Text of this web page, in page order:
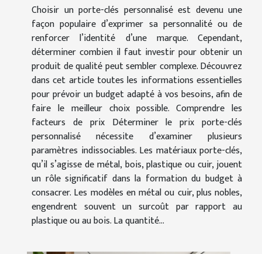
Choisir un porte-clés personnalisé est devenu une
façon populaire d’exprimer sa personnalité ou de
renforcer l’identité d’une marque. Cependant,
déterminer combien il faut investir pour obtenir un
produit de qualité peut sembler complexe. Découvrez
dans cet article toutes les informations essentielles
pour prévoir un budget adapté à vos besoins, afin de
faire le meilleur choix possible. Comprendre les
facteurs de prix Déterminer le prix porte-clés
personnalisé nécessite d’examiner plusieurs
paramètres indissociables. Les matériaux porte-clés,
qu’il s’agisse de métal, bois, plastique ou cuir, jouent
un rôle significatif dans la formation du budget à
consacrer. Les modèles en métal ou cuir, plus nobles,
engendrent souvent un surcoût par rapport au
plastique ou au bois. La quantité...